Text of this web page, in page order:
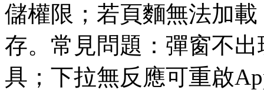
儲權限；若頁麵無法加
存。常見問題：彈窗不
具；下拉無反應可重啟